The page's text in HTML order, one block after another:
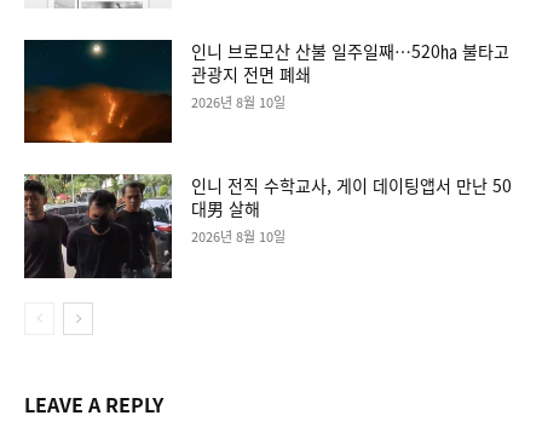
인니 브로모산 산불 일주일째…520㏊ 불타고
관광지 전면 폐쇄
2026년 8월 10일
인니 전직 수학교사, 게이 데이팅앱서 만난 50
대男 살해
2026년 8월 10일
LEAVE A REPLY